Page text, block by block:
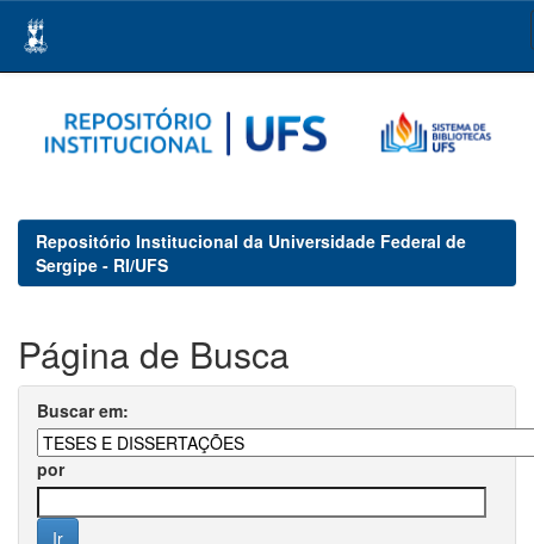
navigation
Repositório Institucional da Universidade Federal de
Sergipe - RI/UFS
Página de Busca
Buscar em:
por